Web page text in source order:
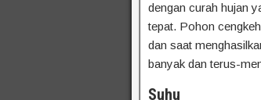
dengan curah hujan
tepat. Pohon
dan saat
banyak dan terus-
Suhu